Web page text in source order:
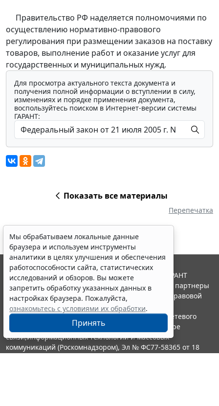
Правительство РФ наделяется полномочиями по
осуществлению нормативно-правового
регулирования при размещении заказов на поставку
товаров, выполнение работ и оказание услуг для
государственных и муниципальных нужд.
Для просмотра актуального текста документа и
получения полной информации о вступлении в силу,
изменениях и порядке применения документа,
воспользуйтесь поиском в Интернет-версии системы
ГАРАНТ:
Показать все материалы
Перепечатка
Мы обрабатываем локальные данные
браузера и используем инструменты
аналитики в целях улучшения и обеспечения
работоспособности сайта, статистических
исследований и обзоров. Вы можете
запретить обработку указанных данных в
настройках браузера. Пожалуйста,
ознакомьтесь с условиями их обработки.
Принять
© ООО "НПП "ГАРАНТ-СЕРВИС", 2026. Система ГАРАНТ
выпускается с 1990 года. Компания "Гарант" и ее партнеры
являются участниками Российской ассоциации правовой
информации ГАРАНТ.
Портал ГАРАНТ.РУ зарегистрирован в качестве сетевого
издания Федеральной службой по надзору в сфере
связи,информационных технологий и массовых
коммуникаций (Роскомнадзором), Эл № ФС77-58365 от 18